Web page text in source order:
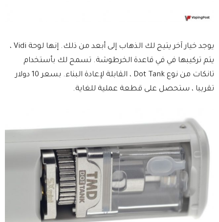
يوجد خيار آخر يتيح لك الذهاب إلى أبعد من ذلك. إنها لوحة Vidi ،
يتم تركيبها في في قاعدة الخرطوشة. تسمح لك بأستخدام
تانكات من نوع Dot Tank ، القابلة لإعادة البناء. بسعر 10 دولار
تقريبا ، ستحصل على قطعة عملية للغاية.